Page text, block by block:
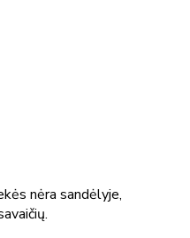
nėra sandėlyje,